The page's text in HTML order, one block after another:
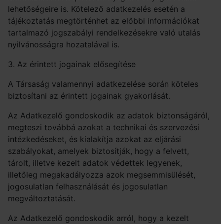
lehetőségeire is. Kötelező adatkezelés esetén a
tájékoztatás megtörténhet az előbbi információkat
tartalmazó jogszabályi rendelkezésekre való utalás
nyilvánosságra hozatalával is.
3. Az érintett jogainak elősegítése
A Társaság valamennyi adatkezelése során köteles
biztosítani az érintett jogainak gyakorlását.
Az Adatkezelő gondoskodik az adatok biztonságáról,
megteszi továbbá azokat a technikai és szervezési
intézkedéseket, és kialakítja azokat az eljárási
szabályokat, amelyek biztosítják, hogy a felvett,
tárolt, illetve kezelt adatok védettek legyenek,
illetőleg megakadályozza azok megsemmisülését,
jogosulatlan felhasználását és jogosulatlan
megváltoztatását.
Az Adatkezelő gondoskodik arról, hogy a kezelt